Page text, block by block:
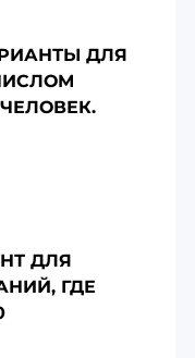
ДЛЯ
ДЛЯ
ГДЕ